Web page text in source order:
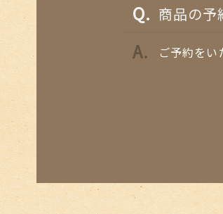
商品の予
ご予約をい